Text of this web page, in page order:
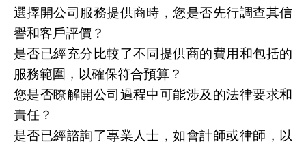
選擇開公司服務提供商時，您是否先行調查其信
譽和客戶評價？
是否已經充分比較了不同提供商的費用和包括的
服務範圍，以確保符合預算？
您是否瞭解開公司過程中可能涉及的法律要求和
責任？
是否已經諮詢了專業人士，如會計師或律師，以